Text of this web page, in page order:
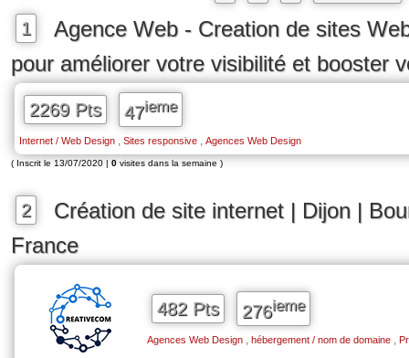
1
Agence Web - Creation de sites
pour améliorer votre visibilité et booster
2269 Pts 47ieme
Internet / Web Design Sites responsive Agences Web Design
( Inscrit le 13/07/2020 | 0 visites dans la semaine )
2
Création de site internet | Dijon |
France
482 Pts 276ieme
Agences Web Design hébergement / nom de domaine